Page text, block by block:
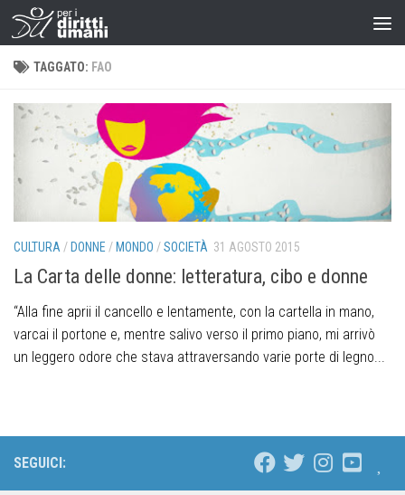
TAGGATO: FAO
CULTURA / DONNE / MONDO /SOCIETÀ 31 AGOSTO 2015
La Carta delle donne: letteratura, cibo e donne
“Alla fine aprii il cancello e lentamente, con la cartella in mano,
varcai il portone e, mentre salivo verso il primo piano, mi arrivò
un leggero odore che stava attraversando varie porte di legno...
SEGUICI: